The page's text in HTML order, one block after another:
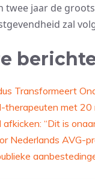
twee jaar de
zal
Transformeert
met 20
“Dit is
Nederlands AVG-